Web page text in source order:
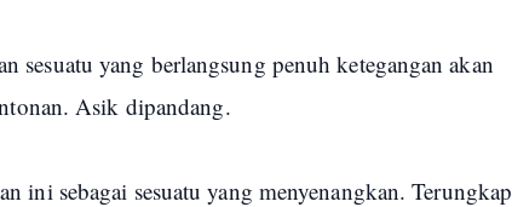
sesuatu yang berlangsung penuh ketegangan akan
Asik dipandang.
ini sebagai sesuatu yang menyenangkan. Terungkap